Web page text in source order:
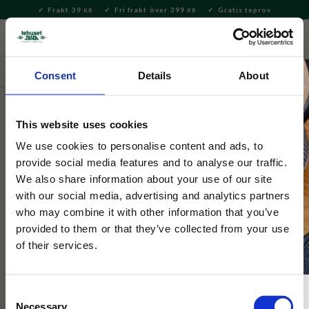
Consent Details About
This website uses cookies
We use cookies to personalise content and ads, to
provide social media features and to analyse our traffic.
We also share information about your use of our site
with our social media, advertising and analytics partners
who may combine it with other information that you’ve
provided to them or that they’ve collected from your use
of their services.
Necessary
Meny
Frakt 39 KR Fri frakt över 399 KR Gratis teprov
Hem & Inredningsdetaljer
Selected by Tehuset Java
Tvålfat Spruzzi Gul
Handgjort tvålfat från Italien i robust keramik. Unikt
handmålad i klassiskt spruzzimönster med gula stänk.